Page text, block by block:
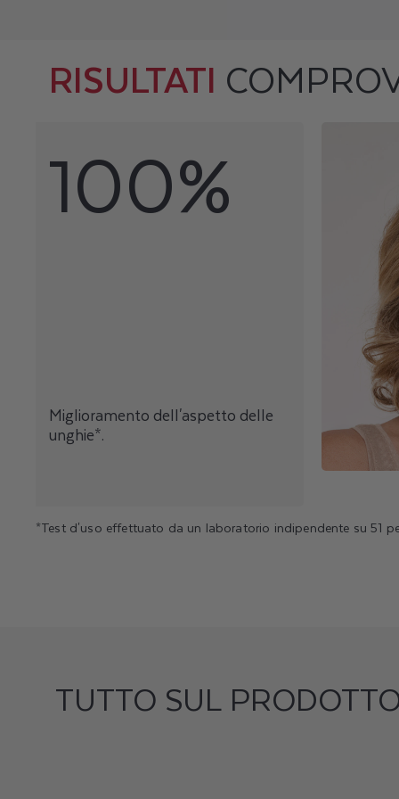
RISULTATI
100%
Miglioramento dell'aspetto delle
unghie*.
*Test d'uso effettuato da un laboratorio indipendente su 51
TUTTO SUL